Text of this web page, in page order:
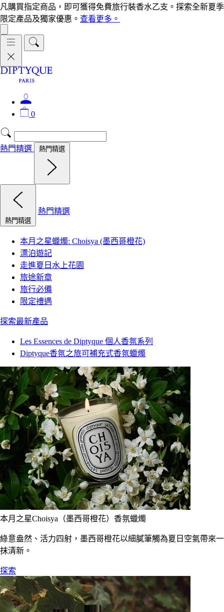
凡購買指定商品，即可獲得免費旅行裝香水乙支。探索全新夏季
限定產品及獨家優惠。 查看更多。
0
熱門精選 熱門精選
熱門精選
熱門精選
本月之星蠟燭: Choisya (墨西哥橙花)
漂泊遊記
走進夏日水上花園
旅途新章
旅行必備
限定禮遇
探索最新產品
Les Essences de Diptyque 個人香氛系列
Diptyque香氛之旅可補充式香氛蠟燭
本月之星Choisya（墨西哥橙花）香氛蠟燭
綠意盎然、活力四射，墨西哥橙花以細膩筆觸為夏日空氣帶來一
抹清新。
探索